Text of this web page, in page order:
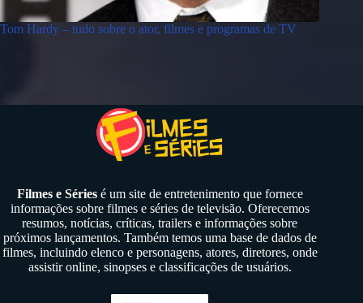
Tom Hardy – tudo sobre o ator, filmes e programas de TV
Filmes e Sériesé um site de entretenimento que fornece
informações sobre filmes e séries de televisão. Oferecemos
resumos, notícias, críticas, trailers e informações sobre
próximos lançamentos. Também temos uma base de dados de
filmes, incluindo elenco e personagens, atores, diretores, onde
assistir online, sinopses e classificações de usuários.